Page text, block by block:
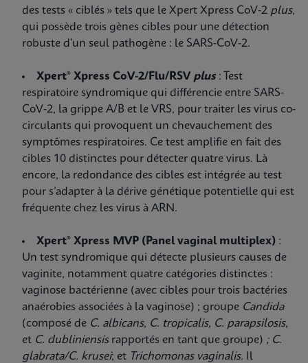
des tests « ciblés » tels que le Xpert Xpress CoV-2 plus,
qui possède trois gènes cibles pour une détection
robuste d’un seul pathogène : le SARS-CoV-2.
Xpert® Xpress CoV-2/Flu/RSV plus: Test
respiratoire syndromique qui différencie entre SARS-
CoV-2, la grippe A/B et le VRS, pour traiter les virus co-
circulants qui provoquent un chevauchement des
symptômes respiratoires. Ce test amplifie en fait des
cibles 10 distinctes pour détecter quatre virus. Là
encore, la redondance des cibles est intégrée au test
pour s’adapter à la dérive génétique potentielle qui est
fréquente chez les virus à ARN.
Xpert® Xpress MVP (Panel vaginal multiplex) :
Un test syndromique qui détecte plusieurs causes de
vaginite, notamment quatre catégories distinctes :
vaginose bactérienne (avec cibles pour trois bactéries
anaérobies associées à la vaginose) ; groupe Candida
(composé de C. albicans, C. tropicalis, C. parapsilosis,
et C. dubliniensis rapportés en tant que groupe) ; C.
glabrata/C. krusei; et Trichomonas vaginalis. Il